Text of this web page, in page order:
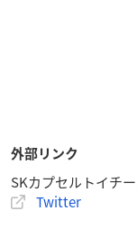
外部リンク
SKカプセルトイチ
Twitter